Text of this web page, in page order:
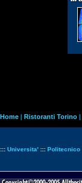
Home | Ristoranti Torino |
::: Universita' ::: Politecnico